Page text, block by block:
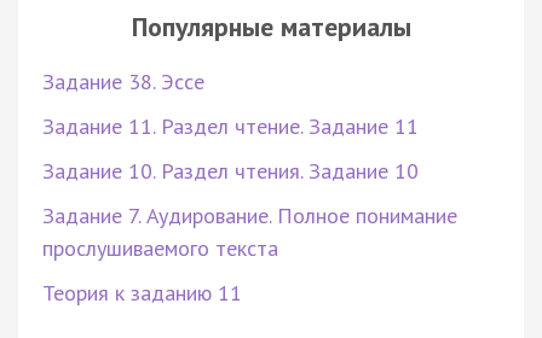
Популярные материалы
Задание 38. Эссе
Задание 11. Раздел чтение. Задание 11
Задание 10. Раздел чтения. Задание 10
Задание 7. Аудирование. Полное понимание
прослушиваемого текста
Теория к заданию 11